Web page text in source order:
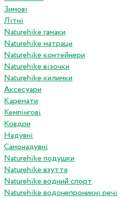
Зимові
Літні
Naturehike гамаки
Naturehike матраци
Naturehike контейнери
Naturehike візочки
Naturehike килимки
Аксесуари
Каремати
Кемпінгові
Ковдри
Надувні
Самонадувні
Naturehike подушки
Naturehike взуття
Naturehike водний спорт
Naturehike водонепроникні речі